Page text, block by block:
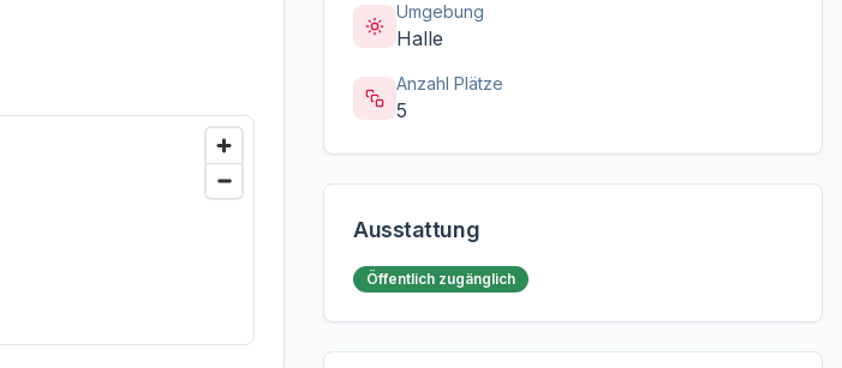
Umgebung
Halle
Anzahl Plätze
5
Ausstattung
Öffentlich zugänglich